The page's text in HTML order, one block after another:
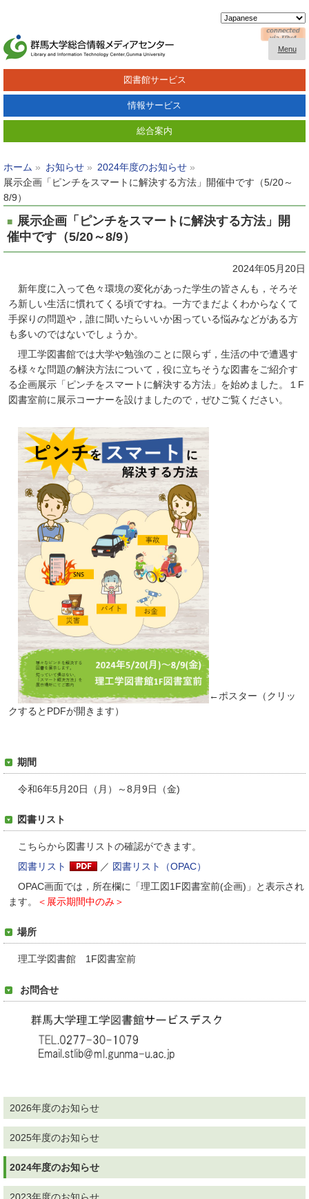
Menu
図書館サービス
情報サービス
総合案内
ホーム お知らせ
2024年度のお知らせ
展示企画「ピンチをスマートに解決する方法」開催中です（5/20～
8/9）
展示企画「ピンチをスマートに解決する方法」開
催中です（5/20～8/9）
2024年05月20日
新年度に入って色々環境の変化があった学生の皆さんも，そろそ
ろ新しい生活に慣れてくる頃ですね。一方でまだよくわからなくて
手探りの問題や，誰に聞いたらいいか困っている悩みなどがある方
も多いのではないでしょうか。
理工学図書館では大学や勉強のことに限らず，生活の中で遭遇す
る様々な問題の解決方法について，役に立ちそうな図書をご紹介す
る企画展示「ピンチをスマートに解決する方法」を始めました。１F
図書室前に展示コーナーを設けましたので，ぜひご覧ください。
←ポスター （クリッ
クするとPDFが開きます）
期間
令和6年5月20日（月）～8月9日（金)
図書リスト
こちらから図書リストの確認ができます。
図書リスト
／ 図書リスト（OPAC）
OPAC画面では，所在欄に「理工図1F図書室前(企画)」と表示され
ます。
＜展示期間中のみ＞
場所
理工学図書館 1F図書室前
お問合せ
2026年度のお知らせ
2025年度のお知らせ
2024年度のお知らせ